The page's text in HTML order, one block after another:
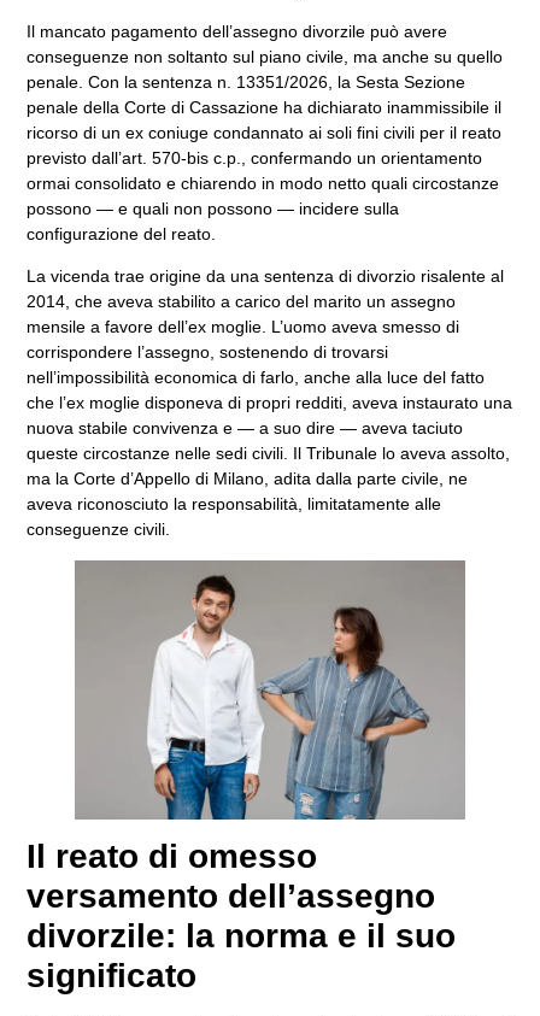
Il mancato pagamento dell’assegno divorzile può avere
conseguenze non soltanto sul piano civile, ma anche su quello
penale. Con la sentenza n. 13351/2026, la Sesta Sezione
penale della Corte di Cassazione ha dichiarato inammissibile il
ricorso di un ex coniuge condannato ai soli fini civili per il reato
previsto dall’art. 570-bis c.p.
, confermando un orientamento
ormai consolidato e chiarendo in modo netto quali circostanze
possono — e quali non possono — incidere sulla
configurazione del reato.
La vicenda trae origine da una sentenza di divorzio risalente al
2014, che aveva stabilito a carico del marito un assegno
mensile a favore dell’ex moglie. L’uomo aveva smesso di
corrispondere l’assegno, sostenendo di trovarsi
nell’impossibilità economica di farlo, anche alla luce del fatto
che l’ex moglie disponeva di propri redditi, aveva instaurato una
nuova stabile convivenza e — a suo dire — aveva taciuto
queste circostanze nelle sedi civili. Il Tribunale lo aveva assolto,
ma la Corte d’Appello di Milano, adita dalla parte civile, ne
aveva riconosciuto la responsabilità, limitatamente alle
conseguenze civili.
Il reato di omesso
versamento dell’assegno
divorzile: la norma e il suo
significato